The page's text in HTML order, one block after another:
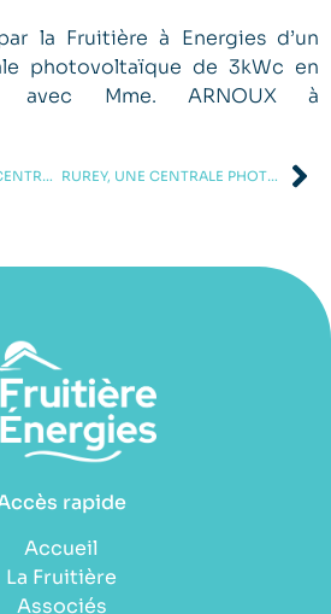
la Fruitière à Energies d’un
photovoltaïque de 3kWc en
avec Mme. ARNOUX à
ROSET-FLUANS, UNE CENTRALE PHOTOVOLTAÏQUE DE 3 KWC RUREY, UNE CENTRALE PHOTOVOLTAÏQUE DE 167KWC SUR UNE EXPLOITATION AGRICOLE
rapide
Accueil
La Fruitière
Associés